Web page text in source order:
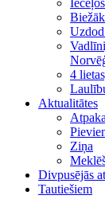
4
Aktualitātes
Ziņa
Divpusējās
Tautiešiem